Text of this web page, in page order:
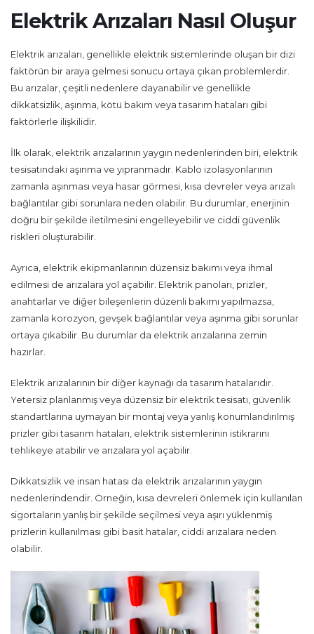
Elektrik Arızaları Nasıl Oluşur
Elektrik arızaları, genellikle elektrik sistemlerinde oluşan bir dizi
faktörün bir araya gelmesi sonucu ortaya çıkan problemlerdir.
Bu arızalar, çeşitli nedenlere dayanabilir ve genellikle
dikkatsizlik, aşınma, kötü bakım veya tasarım hataları gibi
faktörlerle ilişkilidir.
İlk olarak, elektrik arızalarının yaygın nedenlerinden biri, elektrik
tesisatındaki aşınma ve yıpranmadır. Kablo izolasyonlarının
zamanla aşınması veya hasar görmesi, kısa devreler veya arızalı
bağlantılar gibi sorunlara neden olabilir. Bu durumlar, enerjinin
doğru bir şekilde iletilmesini engelleyebilir ve ciddi güvenlik
riskleri oluşturabilir.
Ayrıca, elektrik ekipmanlarının düzensiz bakımı veya ihmal
edilmesi de arızalara yol açabilir. Elektrik panoları, prizler,
anahtarlar ve diğer bileşenlerin düzenli bakımı yapılmazsa,
zamanla korozyon, gevşek bağlantılar veya aşınma gibi sorunlar
ortaya çıkabilir. Bu durumlar da elektrik arızalarına zemin
hazırlar.
Elektrik arızalarının bir diğer kaynağı da tasarım hatalarıdır.
Yetersiz planlanmış veya düzensiz bir elektrik tesisatı, güvenlik
standartlarına uymayan bir montaj veya yanlış konumlandırılmış
prizler gibi tasarım hataları, elektrik sistemlerinin istikrarını
tehlikeye atabilir ve arızalara yol açabilir.
Dikkatsizlik ve insan hatası da elektrik arızalarının yaygın
nedenlerindendir. Örneğin, kısa devreleri önlemek için kullanılan
sigortaların yanlış bir şekilde seçilmesi veya aşırı yüklenmiş
prizlerin kullanılması gibi basit hatalar, ciddi arızalara neden
olabilir.